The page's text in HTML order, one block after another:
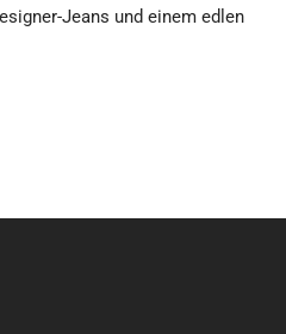
Jeans und einem edlen